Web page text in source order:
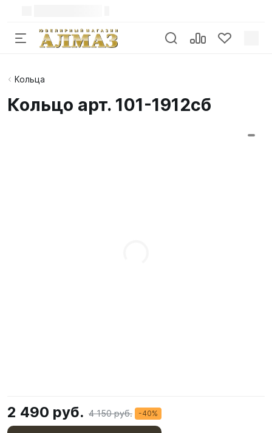
Кольца
Кольцо арт. 101-1912сб
2 490 руб. 4 150 руб. -40%